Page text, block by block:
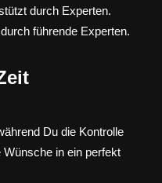
durch Experten.
führende Experten.
Du die Kontrolle
in ein perfekt